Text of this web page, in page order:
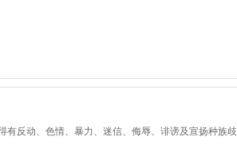
反动、色情、暴力、迷信、侮辱、诽谤及宣扬种族歧